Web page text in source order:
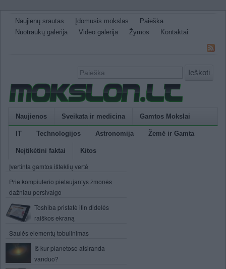
Naujienų srautas Įdomusis mokslas
Paieška
Nuotraukų galerija
Video galerija Žymos Kontaktai
Ieškoti
Naujienos Sveikata ir medicina Gamtos Mokslai
IT Technologijos Astronomija Žemė ir Gamta
Neįtikėtini faktai Kitos
Įvertinta gamtos išteklių vertė
Prie kompiuterio pietaujantys žmonės
dažniau persivalgo
Toshiba pristatė itin didelės
raiškos ekraną
Saulės elementų tobulinimas
Iš kur planetose atsiranda
vanduo?